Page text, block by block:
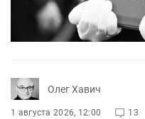
Олег Хавич
1 августа 2026, 12:00 13